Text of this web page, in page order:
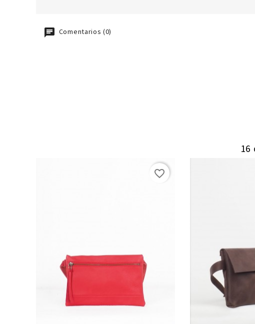
Comentarios (0)
favorite_border